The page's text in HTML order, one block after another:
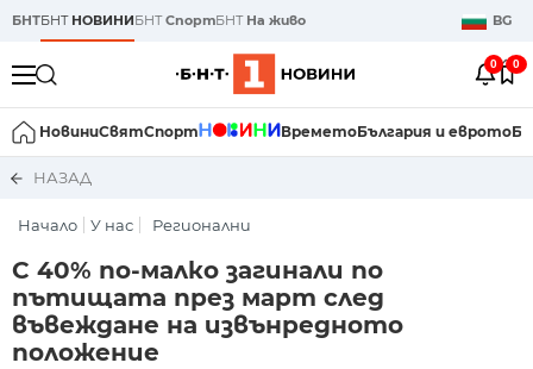
БНТБНТ НОВИНИБНТСпортБНТ На живо BG
0 0
НовиниСвятСпорт ВреметоБългария и еврото
НАЗАД
Начало У нас Регионални
С 40% по-малко загинали по
пътищата през март след
въвеждане на извънредното
положение